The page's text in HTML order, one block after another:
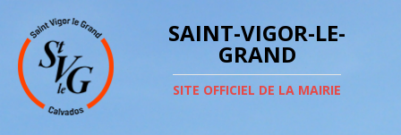
SAINT-VIGOR-LE-
GRAND
SITE OFFICIEL DE LA MAIRIE